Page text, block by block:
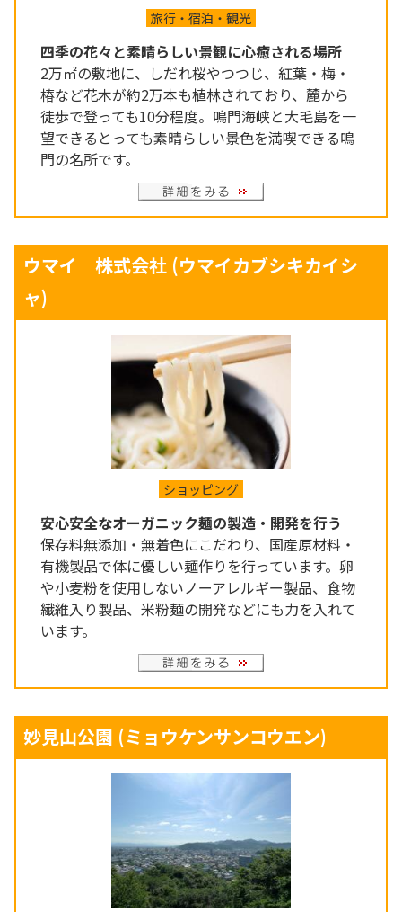
旅行・宿泊・観光
四季の花々と素晴らしい景観に心癒される場所
2万㎡の敷地に、しだれ桜やつつじ、紅葉・梅・
椿など花木が約2万本も植林されており、麓から
徒歩で登っても10分程度。鳴門海峡と大毛島を一
望できるとっても素晴らしい景色を満喫できる鳴
門の名所です。
ウマイ 株式会社 (ウマイカブシキカイシ
ャ)
ショッピング
安心安全なオーガニック麺の製造・開発を行う
保存料無添加・無着色にこだわり、国産原材料・
有機製品で体に優しい麺作りを行っています。卵
や小麦粉を使用しないノーアレルギー製品、食物
繊維入り製品、米粉麺の開発などにも力を入れて
います。
妙見山公園 (ミョウケンサンコウエン)